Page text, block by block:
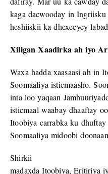
kaga dacwooday in
heshiiskii ka dhexeeyey
Xiligan Xaadirka ah iyo
Waxa hadda xaasaasi ah in
Soomaaliya isticmaasho.
inta loo yaqaan
isticmaal waabay dhaaftay
Itoobiya carrabka ku
Soomaaliya midoobi
Shirkii
madaxda Itoobiya, Eritiriya